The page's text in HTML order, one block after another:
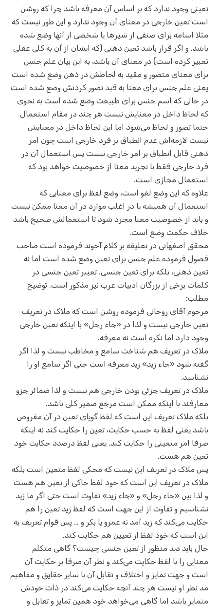
تعینی وجود ندارد که بر اساس آن معرفه باشد چرا که روشن
است تعین خارجی در معنای آن وجود ندارد و این طور نیست که
مثلا اسامه برای صنفی از شیرها یا شخصی از آنها وضع شده
باشد. و اگر قرار باشد تعین ذهنی (که ایشان از آن به کلی عقلی
تعبیر کرده است) در معنای آن باشد، به این بیان علم جنس
برای معنای متصور و مقید به لحاظش در ذهن وضع شده است
یعنی علم جنس برای معنا به قید تصور کردنش وضع شده است
در حالی که اسم جنس برای طبیعت وضع شده است به نحوی
که لحاظ داخل در معنایش نیست هر چند در مقام استعمال
حتما تصور و لحاظ می‌شود اما این لحاظ داخل در معنایش
نیست لازمه‌اش عدم انطباق بر فرد خارجی است چون امر
ذهنی قابل انطباق بر امر خارجی نیست پس استعمال آن در
فرد خارجی فقط با تجرید معنا از خصوصیت خواهد بود که
استعمال مجازی است.
علاوه که این وضع لغو است، وضع لفظ برای معنایی که
استعمال آن همیشه یا در اغلب موارد در آن معنا ممکن نیست
و باید از خصوصیت معنا مجرد شود تا استعمالش صحیح باشد
خلاف حکمت وضع است.
محقق اصفهانی در تعلیقه بر کلام آخوند فرموده است صاحب
فصول فرموده علم جنس برای تعین وضع شده است اما نه
تعین ذهنی، بلکه برای تعین جنسی. تعبیر تعین جنسی در
کلمات برخی از بزرگان ادبیات عرب نیز مذکور است. توضیح
مطلب:
مرحوم آقای روحانی فرموده روشن است که ملاک در تعریف
تعین خارجی نیست و لذا در «جاء رجل» با اینکه تعین خارجی
وجود دارد اما نکره است نه معرفه.
ملاک در تعریف هم شناخت سامع و مخاطب نیست و لذا اگر
گفته شود «جاء زید» زید معرفه است حتی اگر سامع او را
نشناسد.
ملاک در تعریف جزئی بودن خارجی هم نیست و لذا ضمائر جزو
معارفند با اینکه ممکن است مرجع ضمیر کلی باشد.
بلکه ملاک تعریف این است که لفظ گویای تعین در آن مفروض
باشد یعنی لفظ به حسب حکایت، تعین را حکایت کند نه اینکه
صرفا امر متعینی را حکایت کند. یعنی لفظ درصدد حکایت خود
تعین هم هست.
پس ملاک در تعریف این نیست که محکی لفظ متعین است بلکه
ملاک در تعریف این است که خود لفظ حاکی از تعین هم هست
و لذا بین «جاء رجل» و «جاء زید» تفاوت است حتی اگر ما زید
نشناسیم و تفاوت از این جهت است که لفظ زید تعین را هم
حکایت می‌کند که زید آمد نه عمرو یا بکر و … پس قوام تعریف به
این است که خود لفظ از تعیین هم حکایت کند.
حال باید دید منظور از تعین جنسی چیست؟ گاهی متکلم
معنایی را با لفظ حکایت می‌کند و نظر آن صرفا بر حکایت آن
است و جهت تمایز و اختلاف و تقابل آن با سایر حقایق و مفاهیم
مد نظر او نیست هر چند آنچه حکایت می‌کند در ذات خودش
متمایز باشد اما گاهی می‌خواهد خود همین تمایز و تقابل و